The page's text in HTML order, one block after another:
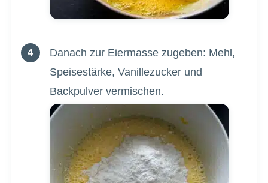
Danach zur Eiermasse zugeben: Mehl,
Speisestärke, Vanillezucker und
Backpulver vermischen.